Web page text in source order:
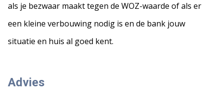
als je bezwaar maakt tegen de WOZ-waarde of als er
een kleine verbouwing nodig is en de bank jouw
situatie en huis al goed kent.
Advies